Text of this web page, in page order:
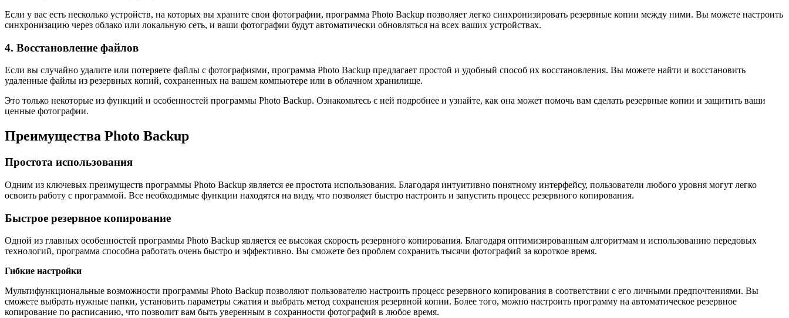
Если у вас есть несколько устройств, на которых вы храните свои фотографии, программа Photo Backup позволяет легко синхронизировать резервные копии между ними. Вы можете настроить
синхронизацию через облако или локальную сеть, и ваши фотографии будут автоматически обновляться на всех ваших устройствах.
4. Восстановление файлов
Если вы случайно удалите или потеряете файлы с фотографиями, программа Photo Backup предлагает простой и удобный способ их восстановления. Вы можете найти и восстановить
удаленные файлы из резервных копий, сохраненных на вашем компьютере или в облачном хранилище.
Это только некоторые из функций и особенностей программы Photo Backup. Ознакомьтесь с ней подробнее и узнайте, как она может помочь вам сделать резервные копии и защитить ваши
ценные фотографии.
Преимущества Photo Backup
Простота использования
Одним из ключевых преимуществ программы Photo Backup является ее простота использования. Благодаря интуитивно понятному интерфейсу, пользователи любого уровня могут легко
освоить работу с программой. Все необходимые функции находятся на виду, что позволяет быстро настроить и запустить процесс резервного копирования.
Быстрое резервное копирование
Одной из главных особенностей программы Photo Backup является ее высокая скорость резервного копирования. Благодаря оптимизированным алгоритмам и использованию передовых
технологий, программа способна работать очень быстро и эффективно. Вы сможете без проблем сохранить тысячи фотографий за короткое время.
Гибкие настройки
Мультифункциональные возможности программы Photo Backup позволяют пользователю настроить процесс резервного копирования в соответствии с его личными предпочтениями. Вы
сможете выбрать нужные папки, установить параметры сжатия и выбрать метод сохранения резервной копии. Более того, можно настроить программу на автоматическое резервное
копирование по расписанию, что позволит вам быть уверенным в сохранности фотографий в любое время.